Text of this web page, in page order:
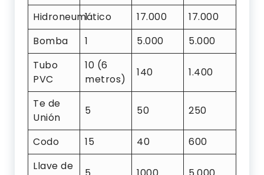
Hidroneumático
1 17.000
17.000
Bomba
1 5.000
5.000
Tubo
PVC
10 (6
metros)
140 1.400
Te de
Unión
5 50 250
Codo 15 40
600
Llave de